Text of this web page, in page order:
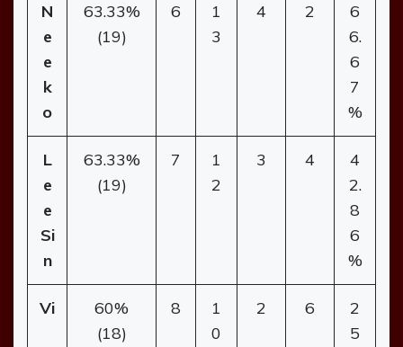
N
e
e
k
o
63.33%
(19)
6
1
3
4 2
6
6.
6
7
%
L
e
e
Si
n
63.33%
(19)
7
1
2
3 4
4
2.
8
6
%
Vi
60%
(18)
8
1
0
2 6
2
5